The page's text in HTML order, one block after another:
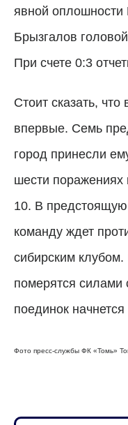
явной
Брызгалов
При счете 0:3
Стоит сказать,
впервые. Семь
город принесли
шести поражениях
10. В
команду ждет
сибирским
померятся
поединок
Фото пресс-службы ФК «Томь»